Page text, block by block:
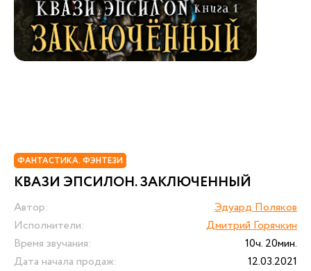
ФАНТАСТИКА. ФЭНТЕЗИ
КВАЗИ ЭПСИЛОН. ЗАКЛЮЧЕННЫЙ
Автор:
Эдуард Поляков
Исполнители:
Дмитрий Горячкин
Время звучания:
10ч. 20мин.
Дата начала продаж:
12.03.2021